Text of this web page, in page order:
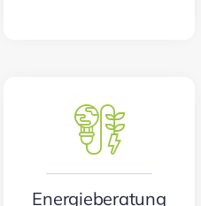
Energieberatung